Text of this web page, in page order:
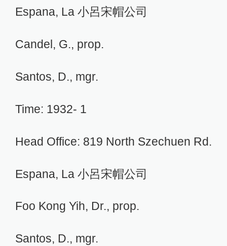
Espana, La 小呂宋帽公司
Candel, G., prop.
Santos, D., mgr.
Time: 1932- 1
Head Office: 819 North Szechuen Rd.
Espana, La 小呂宋帽公司
Foo Kong Yih, Dr., prop.
Santos, D., mgr.